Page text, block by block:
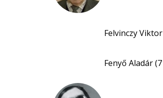
Felvinczy Viktor
Fenyő Aladár